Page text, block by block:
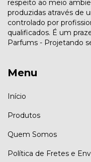
respeito ao meio
produzidas através de
controlado por
qualificados. É um
Parfums - Projetando
Menu
Início
Produtos
Quem Somos
Política de Fretes e